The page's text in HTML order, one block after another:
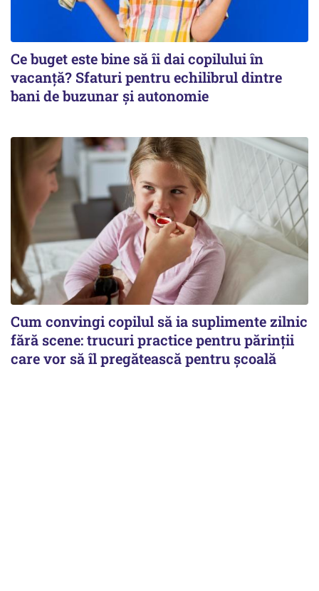
Ce buget este bine să îi dai copilului în
vacanță? Sfaturi pentru echilibrul dintre
bani de buzunar și autonomie
Cum convingi copilul să ia suplimente zilnic
fără scene: trucuri practice pentru părinții
care vor să îl pregătească pentru școală